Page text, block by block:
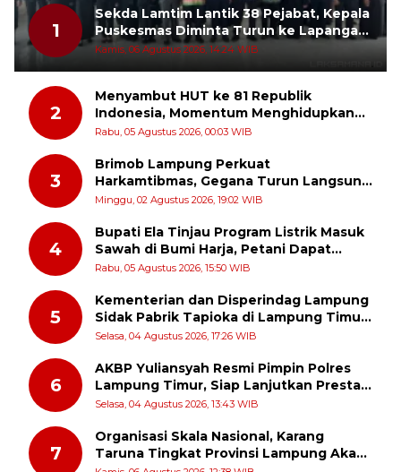
1
Sekda Lamtim Lantik 38 Pejabat, Kepala
Puskesmas Diminta Turun ke Lapangan
dan Hadir di Tengah Masyarakat
Kamis, 06 Agustus 2026, 14:24 WIB
2
Menyambut HUT ke 81 Republik
Indonesia, Momentum Menghidupkan
Kembali Semangat Juang Para Pahlawan
Rabu, 05 Agustus 2026, 00:03 WIB
3
Brimob Lampung Perkuat
Harkamtibmas, Gegana Turun Langsung
Patroli Dialogis ke Pasar dan Rumah
Minggu, 02 Agustus 2026, 19:02 WIB
4
Bupati Ela Tinjau Program Listrik Masuk
Sawah di Bumi Harja, Petani Dapat
Subsidi Pemasangan KWH
Rabu, 05 Agustus 2026, 15:50 WIB
5
Kementerian dan Disperindag Lampung
Sidak Pabrik Tapioka di Lampung Timur,
PPUKI Apresiasi Langkah Pengawasan
Selasa, 04 Agustus 2026, 17:26 WIB
6
AKBP Yuliansyah Resmi Pimpin Polres
Lampung Timur, Siap Lanjutkan Prestasi
Gemilang AKBP Heti Patmawati
Selasa, 04 Agustus 2026, 13:43 WIB
7
Organisasi Skala Nasional, Karang
Taruna Tingkat Provinsi Lampung Akan